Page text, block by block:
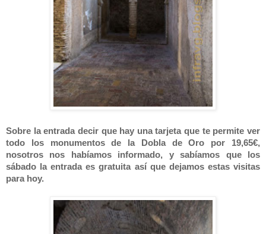
Sobre la entrada decir que hay una tarjeta que te permite ver
todo los monumentos de la Dobla de Oro por 19,65€,
nosotros nos habíamos informado, y sabíamos que los
sábado la entrada es gratuita así que dejamos estas visitas
para hoy.